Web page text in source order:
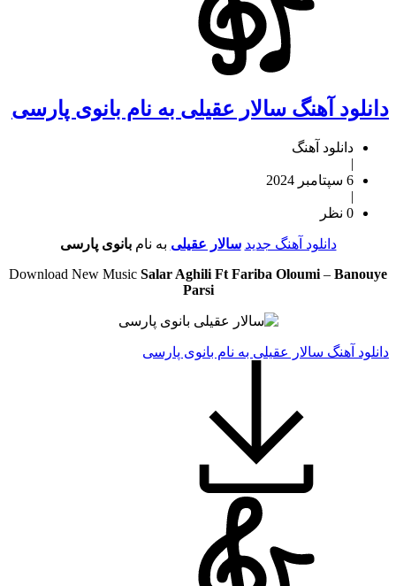
دانلود آهنگ سالار عقیلی به نام بانوی پارسی
دانلود آهنگ
|
6 سپتامبر 2024
|
0 نظر
دانلود آهنگ جدید سالار عقیلی به نامبانوی پارسی
Download New Music Salar Aghili Ft Fariba Oloumi – Banouye
Parsi
دانلود آهنگ سالار عقیلی به نام بانوی پارسی